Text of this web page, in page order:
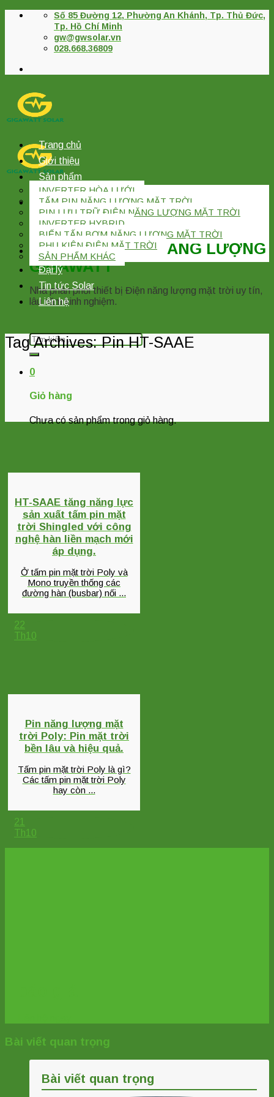
Skip
Số 85 Đường 12, Phường An Khánh, Tp. Thủ Đức,
Tp. Hồ Chí Minh
gw@gwsolar.vn
028.668.36809
CÔNG TY TNHH NĂNG LƯỢNG
GIGAWATT
Nhà phân phối thiết bị Điện năng lượng mặt trời uy tín,
lâu năm kinh nghiệm.
Tìm
kiếm:
0
Giỏ hàng
Chưa có sản phẩm trong giỏ hàng.
Trang chủ
Giới thiệu
Sản phẩm
INVERTER HÒA LƯỚI
TẤM PIN NĂNG LƯỢNG MẶT TRỜI
PIN LƯU TRỮ ĐIỆN NĂNG LƯỢNG MẶT TRỜI
INVERTER HYBRID
BIẾN TẤN BƠM NĂNG LƯỢNG MẶT TRỜI
PHỤ KIỆN ĐIỆN MẶT TRỜI
SẢN PHẨM KHÁC
Đại lý
Tin tức Solar
Liên hệ
Tag Archives:Pin HT-SAAE
HT-SAAE tăng năng lực
sản xuất tấm pin mặt
trời Shingled với công
nghệ hàn liền mạch mới
áp dụng.
Ở tấm pin mặt trời Poly và
Mono truyền thống các
đường hàn (busbar) nối ...
22
Th10
Pin năng lượng mặt
trời Poly: Pin mặt trời
bền lâu và hiệu quả.
Tấm pin mặt trời Poly là gì?
Các tấm pin mặt trời Poly
hay còn ...
21
Th10
Bài viết quan trọng
Bài viết quan trọng